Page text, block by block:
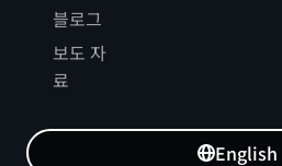
블로그
보도 자
료
English